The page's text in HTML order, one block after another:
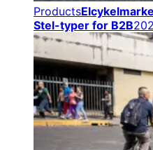
Products
Stel-typer for B2B